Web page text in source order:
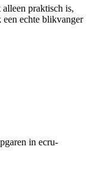
praktisch is,
echte blikvanger
in ecru-